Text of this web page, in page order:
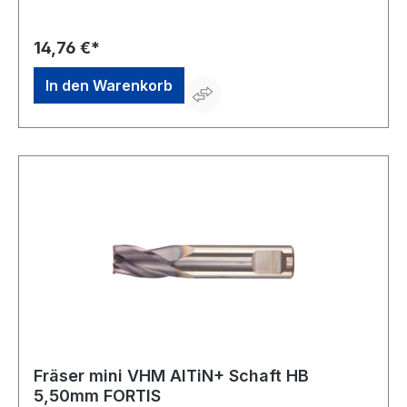
14,76 €*
In den Warenkorb
Fräser mini VHM AlTiN+ Schaft HB
5,50mm FORTIS